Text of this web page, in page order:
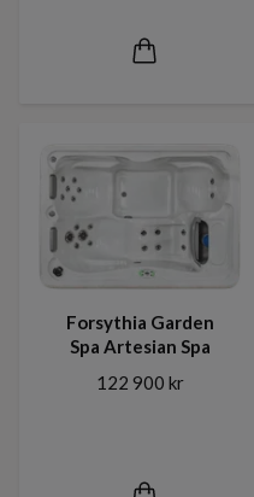
Forsythia Garden
Spa Artesian Spa
122 900 kr